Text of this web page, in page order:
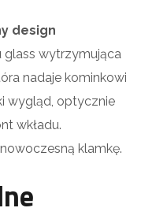
design
glass wytrzymująca
nadaje kominkowi
wygląd, optycznie
wkładu.
klamkę.